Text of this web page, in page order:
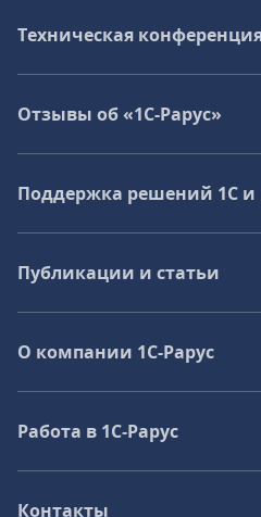
Техническая
Отзывы об «1С-Рарус»
Поддержка решений 1С и
Публикации и статьи
О компании 1C-Рарус
Работа в 1С‑Рарус
Контакты